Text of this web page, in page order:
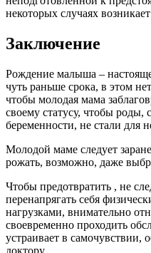
некоторых случаях
Заключение
Рождение малыша –
чуть раньше срока, в этом
чтобы молодая мама
своему статусу, чтобы роды,
беременности, не стали для
Молодой маме следует
рожать, возможно, даже
Чтобы предотвратить , не
перенапрягать себя
нагрузками, внимательно
своевременно проходить
устраивает в самочувствии,
доктору.